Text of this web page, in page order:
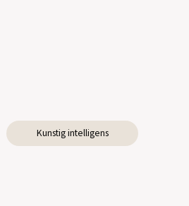
Kunstig intelligens